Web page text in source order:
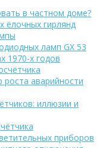
в частном доме?
ёлочных гирлянд
ламп GX 53
1970-х годов
аварийности
иллюзии и
приборов